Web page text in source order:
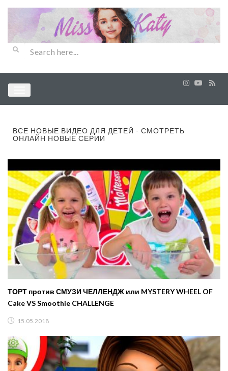
ВСЕ НОВЫЕ ВИДЕО ДЛЯ ДЕТЕЙ - СМОТРЕТЬ
ОНЛАЙН НОВЫЕ СЕРИИ
ТОРТ против СМУЗИ ЧЕЛЛЕНДЖ или MYSTERY WHEEL OF
Cake VS Smoothie CHALLENGE
15.05.2018